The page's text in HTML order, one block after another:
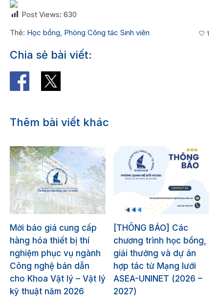
Post Views: 630
Thẻ: Học bổng, Phòng Công tác Sinh viên 1
Chia sẻ bài viết:
Thêm bài viết khác
Mời báo giá cung cấp
hàng hóa thiết bị thí
nghiệm phục vụ ngành
Công nghệ bán dẫn
cho Khoa Vật lý – Vật lý
kỹ thuật năm 2026
[THÔNG BÁO] Các
chương trình học bổng,
giải thưởng và dự án
hợp tác từ Mạng lưới
ASEA-UNINET (2026 –
2027)